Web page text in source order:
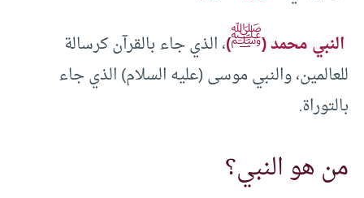
النبي محمد (ﷺ)، الذي جاء بالقرآن كرسالة
للعالمين، والنبي موسى (عليه السلام) الذي جاء
بالتوراة.
من هو النبي؟